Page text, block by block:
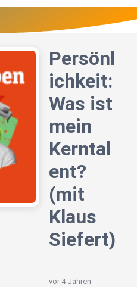
Persönl
ichkeit:
Was ist
mein
Kerntal
ent?
(mit
Klaus
Siefert)
vor 4 Jahren